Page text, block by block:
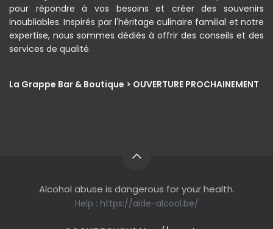
pour répondre à vos besoins et créer des souvenirs
inoubliables. Inspirés par l'héritage culinaire familial et notre
expertise, nous sommes dédiés à offrir des conseils et des
services de qualité.
La Grappe Bar & Boutique > OUVERTURE PROCHAINEMENT
Alcohol abuse is dangerous for your health.
Help : https://aide-alcool.be/